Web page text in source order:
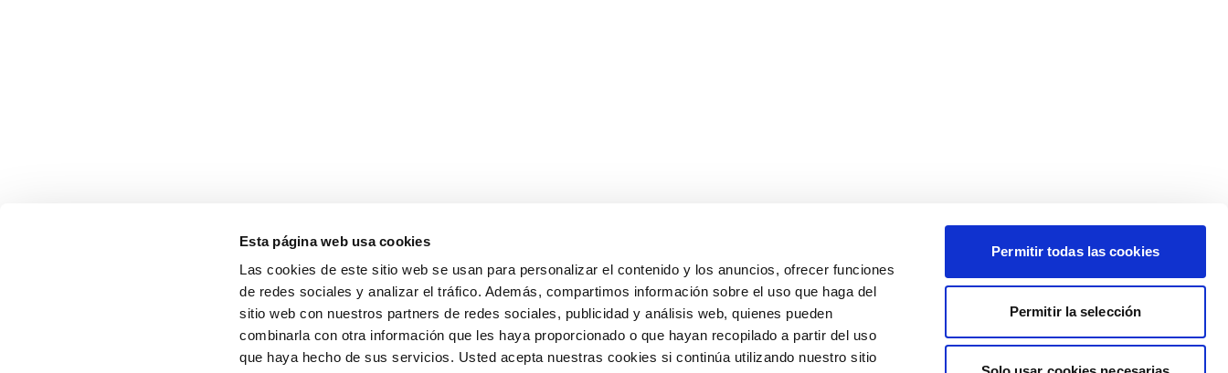
Esta página web usa cookies
Las cookies de este sitio web se usan para personalizar el contenido y los anuncios, ofrecer funciones
de redes sociales y analizar el tráfico. Además, compartimos información sobre el uso que haga del
sitio web con nuestros partners de redes sociales, publicidad y análisis web, quienes pueden
combinarla con otra información que les haya proporcionado o que hayan recopilado a partir del uso
que haya hecho de sus servicios. Usted acepta nuestras cookies si continúa utilizando nuestro sitio
Permitir todas las cookies
Permitir la selección